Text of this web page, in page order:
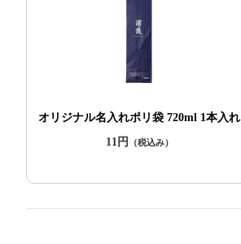
オリジナル名入れポリ袋 720ml 1本入れ
11円
（税込み）